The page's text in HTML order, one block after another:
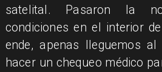
satelital. Pasaron la
condiciones en el interior
ende, apenas lleguemos
hacer un chequeo médico